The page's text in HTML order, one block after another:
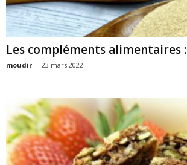
Les compléments alimentaires
moudir - 23 mars 2022